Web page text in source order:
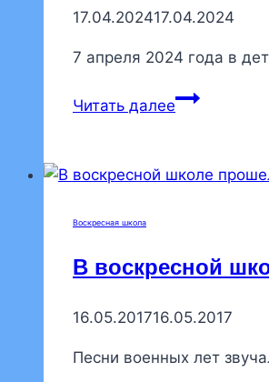
17.04.202417.04.2024
7 апреля 2024 года в
Читать далееВ
школе
слово»
Воскресная школа
В воскресной
16.05.201716.05.2017
Песни военных лет